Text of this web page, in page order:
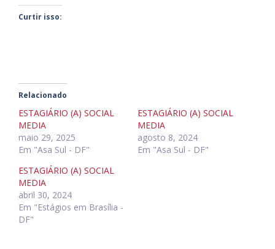
Curtir isso:
Relacionado
ESTAGIÁRIO (A) SOCIAL
MEDIA
maio 29, 2025
Em "Asa Sul - DF"
ESTAGIÁRIO (A) SOCIAL
MEDIA
agosto 8, 2024
Em "Asa Sul - DF"
ESTAGIÁRIO (A) SOCIAL
MEDIA
abril 30, 2024
Em "Estágios em Brasília -
DF"